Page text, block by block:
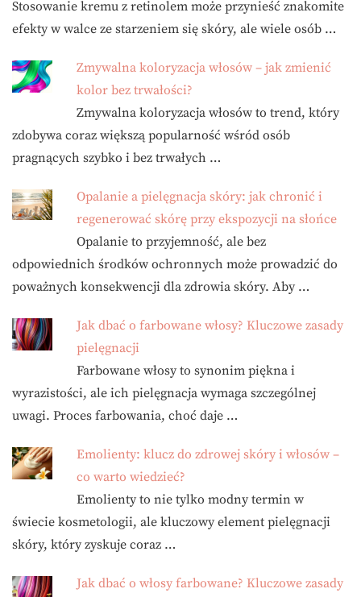
Stosowanie kremu z retinolem może przynieść znakomite
efekty w walce ze starzeniem się skóry, ale wiele osób …
Zmywalna koloryzacja włosów – jak zmienić
kolor bez trwałości?
Zmywalna koloryzacja włosów to trend, który
zdobywa coraz większą popularność wśród osób
pragnących szybko i bez trwałych …
Opalanie a pielęgnacja skóry: jak chronić i
regenerować skórę przy ekspozycji na słońce
Opalanie to przyjemność, ale bez
odpowiednich środków ochronnych może prowadzić do
poważnych konsekwencji dla zdrowia skóry. Aby …
Jak dbać o farbowane włosy? Kluczowe zasady
pielęgnacji
Farbowane włosy to synonim piękna i
wyrazistości, ale ich pielęgnacja wymaga szczególnej
uwagi. Proces farbowania, choć daje …
Emolienty: klucz do zdrowej skóry i włosów –
co warto wiedzieć?
Emolienty to nie tylko modny termin w
świecie kosmetologii, ale kluczowy element pielęgnacji
skóry, który zyskuje coraz …
Jak dbać o włosy farbowane? Kluczowe zasady